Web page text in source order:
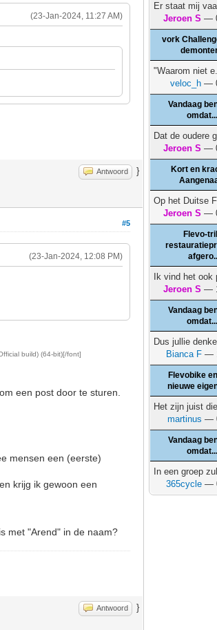
(23-Jan-2024, 11:27 AM)
Antwoord }
#5
(23-Jan-2024, 12:08 PM)
build) (64-bit)[/font]
een post door te sturen.
mensen een (eerste)
krijg ik gewoon een
met "Arend" in de naam?
Antwoord }
Er staat mij
Jeroen S —
vork
"Waarom niet
veloc_h —
Vandaag
Dat de oudere
Jeroen S —
Kort en
Op het Duitse
Jeroen S —
Flevo-
Ik vind het ook
Jeroen S —
Vandaag
Dus jullie
Bianca F —
Flevobike
nieuwe
Het zijn juist
martinus —
Vandaag
In een groep
365cycle —